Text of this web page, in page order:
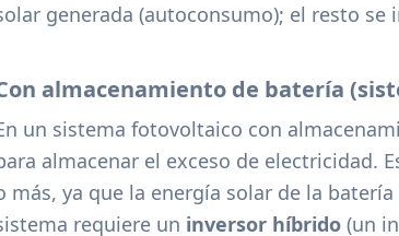
generada (autoconsumo); el resto se
almacenamiento de batería
un sistema fotovoltaico con
almacenar el exceso de electricidad.
más, ya que la energía solar de la
requiere un inversor híbrido (un